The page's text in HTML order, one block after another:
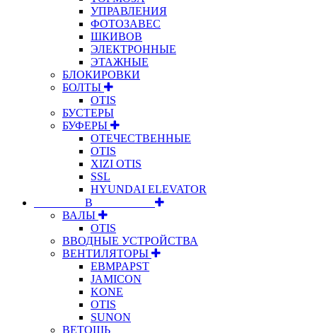
УПРАВЛЕНИЯ
ФОТОЗАВЕС
ШКИВОВ
ЭЛЕКТРОННЫЕ
ЭТАЖНЫЕ
БЛОКИРОВКИ
БОЛТЫ
OTIS
БУСТЕРЫ
БУФЕРЫ
ОТЕЧЕСТВЕННЫЕ
OTIS
XIZI OTIS
SSL
HYUNDAI ELEVATOR
⠀⠀⠀⠀⠀⠀В⠀⠀⠀⠀⠀⠀⠀
ВАЛЫ
OTIS
ВВОДНЫЕ УСТРОЙСТВА
ВЕНТИЛЯТОРЫ
EBMPAPST
JAMICON
KONE
OTIS
SUNON
ВЕТОШЬ